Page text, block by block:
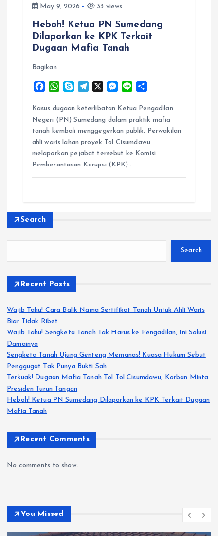
May 9, 2026
33 views
Heboh! Ketua PN Sumedang
Dilaporkan ke KPK Terkait
Dugaan Mafia Tanah
Bagikan
c
e
b
o
o
k
W
a
t
s
A
p
p
y
p
e
l
e
g
r
a
m
M
s
s
e
n
g
e
n
e
a
r
e
Kasus dugaan keterlibatan Ketua Pengadilan
Negeri (PN) Sumedang dalam praktik mafia
tanah kembali menggegerkan publik. Perwakilan
ahli waris lahan proyek Tol Cisumdawu
melaporkan pejabat tersebut ke Komisi
Pemberantasan Korupsi (KPK)…
Search
Search
Recent Posts
Wajib Tahu! Cara Balik Nama Sertifikat Tanah Untuk Ahli Waris
Biar Tidak Ribet
Wajib Tahu! Sengketa Tanah Tak Harus ke Pengadilan, Ini Solusi
Damainya
Sengketa Tanah Ujung Genteng Memanas! Kuasa Hukum Sebut
Penggugat Tak Punya Bukti Sah
Terkuak! Dugaan Mafia Tanah Tol Tol Cisumdawu, Korban Minta
Presiden Turun Tangan
Heboh! Ketua PN Sumedang Dilaporkan ke KPK Terkait Dugaan
Mafia Tanah
Recent Comments
No comments to show.
You Missed